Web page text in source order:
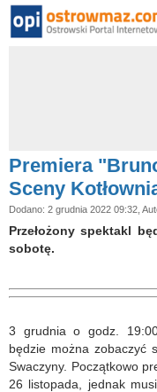
Premiera
Sceny
Dodano: 2 grudnia 2022 09:32,
Przełożony spektakl
sobotę.
3 grudnia o godz.
będzie można zobaczyć
Swaczyny. Początkowo
26 listopada, jednak